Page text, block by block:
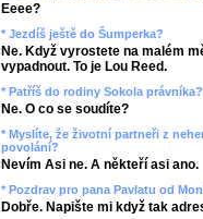
Eeee?
* Jezdíš ještě do Šumperka?
Ne. Když vyrostete na malém
vypadnout. To je Lou Reed.
* Patříš do rodiny Sokola právníka?
Ne. O co se soudíte?
* Myslíte, že životní partneři z
povolání?
Nevím Asi ne. A někteří asi ano.
* Pozdrav pro pana Pavlatu od
Dobře. Napište mi když tak